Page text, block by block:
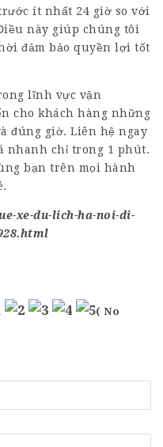
ít nhất 24 giờ so với
này giúp chúng tôi
đảm bảo quyền lợi tốt
lĩnh vực vận
cho khách hàng những
đúng giờ. Liên hệ ngay
nhanh chỉ trong 1 phút.
bạn trên mọi hành
xe-du-lich-ha-noi-di-
( No